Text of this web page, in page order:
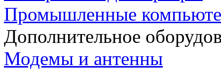
Промышленные
Дополнительное
Модемы и антенны